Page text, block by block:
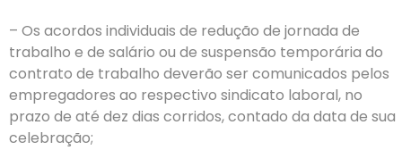
– Os acordos individuais de redução de jornada de
trabalho e de salário ou de suspensão temporária do
contrato de trabalho deverão ser comunicados pelos
empregadores ao respectivo sindicato laboral, no
prazo de até dez dias corridos, contado da data de sua
celebração;